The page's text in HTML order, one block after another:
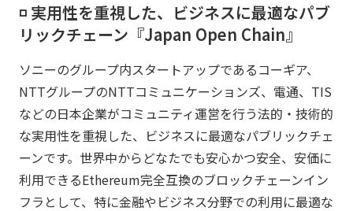
◽️ 実用性を重視した、ビジネスに最適なパブ
リックチェーン『Japan Open Chain』​​
ソニーのグループ内スタートアップであるコーギア、
NTTグループのNTTコミュニケーションズ、電通、TIS
などの日本企業がコミュニティ運営を行う法的・技術的
な実用性を重視した、ビジネスに最適なパブリックチェ
ーンです。世界中からどなたでも安心かつ安全、安価に
利用できるEthereum完全互換のブロックチェーンイン
フラとして、特に金融やビジネス分野での利用に最適な